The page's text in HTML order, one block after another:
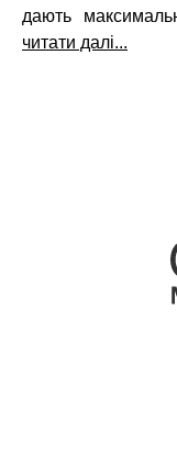
дають
читати далі...